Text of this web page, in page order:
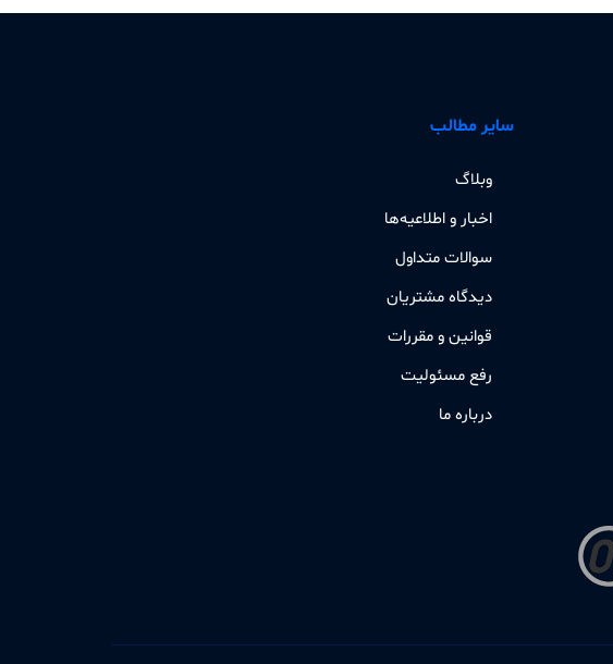
سایر مطالب
وبلاگ
اخبار و اطلاعیه‌ها
سوالات متداول
دیدگاه مشتریان
قوانین و مقررات
رفع مسئولیت
درباره ما